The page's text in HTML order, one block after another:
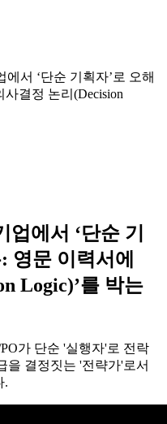
서 ‘단순 기획자’로 오해
결정 논리(Decision
에서 ‘단순 기
영문 이력서에
Logic)’를 박는
가 단순 '실행자'로 전락
을 결정짓는 '전략가'로서
.